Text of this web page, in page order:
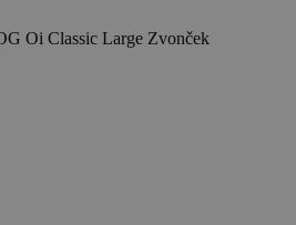
Oi Classic Large Zvonček